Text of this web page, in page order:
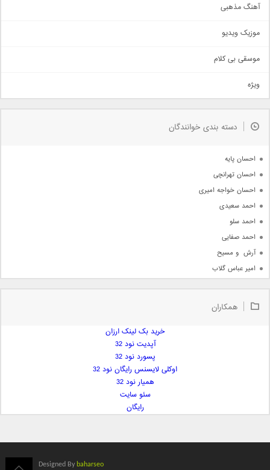
حماسی
سنتی
اهنگ بندرعباسی
دمو
مذهبی
جدیدترین ها
آهنگ مذهبی
موزیک ویدیو
موسقی بی کلام
ویژه
دسته بندی خوانندگان
احسان پایه
احسان تهرانچی
احسان خواجه امیری
احمد سعیدی
احمد سلو
احمد صفایی
آرش  و مسیح
امیر عباس گلاب
امیر علی
ایمان فلاح
همکاران
خرید بک لینک ارزان
آپدیت نود 32
پسورد نود 32
اوکلی لایسنس رایگان نود 32
همیار نود 32
سئو سایت
رایگان
Designed By baharseo